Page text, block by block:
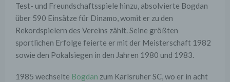
Test- und Freundschaftsspiele hinzu, absolvierte Bogdan
über 590 Einsätze für Dinamo, womit er zu den
Rekordspielern des Vereins zählt. Seine größten
sportlichen Erfolge feierte er mit der Meisterschaft 1982
sowie den Pokalsiegen in den Jahren 1980 und 1983.
1985 wechselte Bogdan zum Karlsruher SC, wo er in acht